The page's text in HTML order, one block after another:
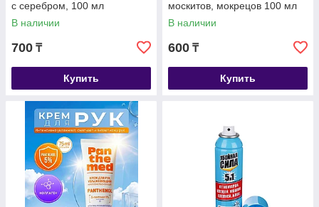
с серебром, 100 мл
В наличии
700 ₸
Купить
москитов, мокрецов 100 мл
В наличии
600 ₸
Купить